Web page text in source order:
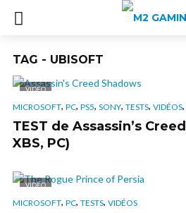
TAG - UBISOFT
VIDÉO
MICROSOFT, PC, PS5, SONY, TESTS, VIDÉOS,
TEST de Assassin’s
XBS, PC)
VIDÉO
MICROSOFT, PC, TESTS, VIDÉOS